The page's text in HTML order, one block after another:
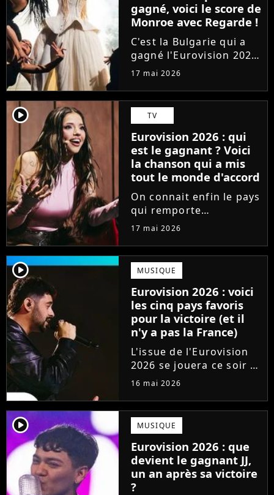
gagné, voici le score de
Monroe avec Regarde !
C'est la Bulgarie qui a
gagné l'Eurovision 2026
à la surprise générale.
la France, qui était
représentée par la
chanteuse Monroe avec
le titre lyrique
"Regarde"...
17 mai 2026
player2 TV
Eurovision 2026 : qui
est le gagnant ? Voici
la chanson qui a mis
tout le monde d'accord
On connait enfin le pays
qui remporte
l'Eurovision 2026 ! Un
Love pour l'Autriche, qui
soulève le trophée et
surclasse toute la
concurrence ?
17 mai 2026
player2 MUSIQUE
Eurovision 2026 : voici
les cinq pays favoris
pour la victoire (et il
n'y a pas la France)
L'issue de l'Eurovision
2026 se jouera ce soir !
En direct de Vienne, les
finale du concours vont
s'affronter pour gagner
le coeur du jury et du
public. Qui...
16 mai 2026
player2 MUSIQUE
Eurovision 2026 : que
devient le gagnant JJ,
un an après sa victoire
?